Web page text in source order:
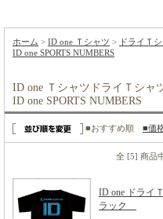
ホーム > ID one Ｔシャツ > ドライＴ
ID one SPORTS NUMBERS
ID one ＴシャツドライＴシャ
ID one SPORTS NUMBERS
■おすすめ順 ■価
全 [5] 商品
ID one ドライ
ラック